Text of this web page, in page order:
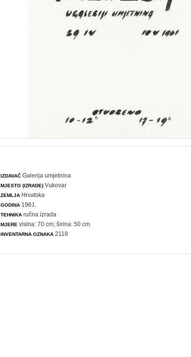
IZDAVAČ Galerija umjetnina
MJESTO (IZRADE) Vukovar
ZEMLJA Hrvatska
GODINA 1961.
TEHNIKA ručna izrada
MJERE visina: 70 cm; širina: 50 cm
INVENTARNA OZNAKA 2118